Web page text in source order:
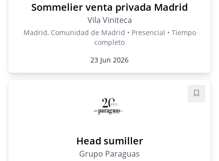
Sommelier venta privada Madrid
Vila Viniteca
Madrid, Comunidad de Madrid • Presencial • Tiempo
completo
23 Jun 2026
Head sumiller
Grupo Paraguas